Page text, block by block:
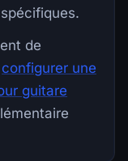
de
configurer une
guitare